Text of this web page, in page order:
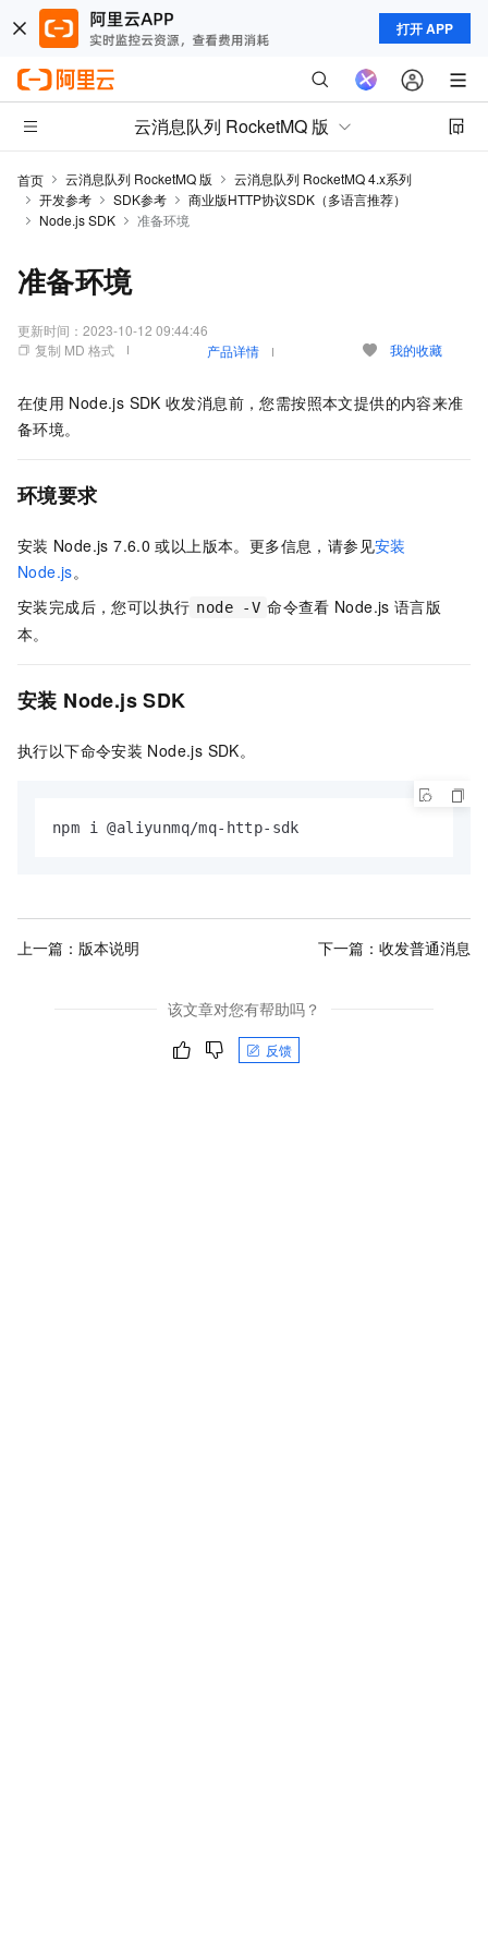
打开 APP
云消息队列 RocketMQ 版
首页 云消息队列 RocketMQ 版
云消息队列 RocketMQ 4.x系列
开发参考
SDK参考
商业版HTTP协议SDK（多语言推荐）
Node.js SDK
准备环境
准备环境
更新时间： 2023-10-12 09:44:46
复制 MD 格式
产品详情 我的收藏
在使用 Node.js SDK 收发消息前，您需按照本文提供的内容来准
备环境。
环境要求
安装 Node.js 7.6.0 或以上版本。更多信息，请参见安装
Node.js。
安装完成后，您可以执行 node -V 命令查看 Node.js 语言版
本。
安装 Node.js SDK
执行以下命令安装 Node.js SDK。
npm i @aliyunmq/mq-http-sdk
上一篇： 版本说明 下一篇： 收发普通消息
该文章对您有帮助吗？
反馈